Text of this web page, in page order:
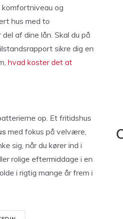
komfortniveau og
hus med to
af dine lån. Skal du på
sikre dig en
hvad koster det at
op. Et fritidshus
med fokus på velvære,
sig, når du kører ind i
rolige eftermiddage i en
i rigtig mange år frem i